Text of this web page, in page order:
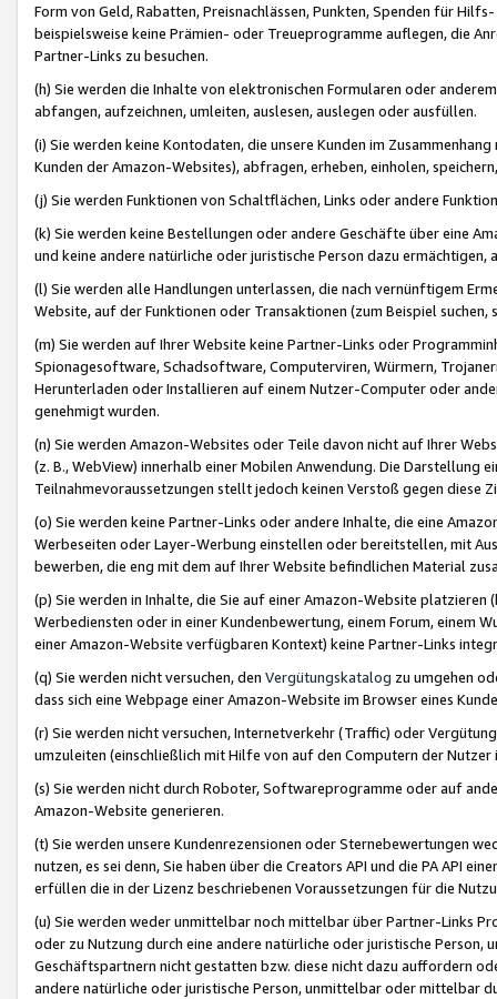
Form von Geld, Rabatten, Preisnachlässen, Punkten, Spenden für
beispielsweise keine Prämien- oder Treueprogramme auflegen, die
Partner-Links zu besuchen.
(h) Sie werden die Inhalte von elektronischen Formularen oder
abfangen, aufzeichnen, umleiten, auslesen, auslegen oder ausfüllen.
(i) Sie werden keine Kontodaten, die unsere Kunden im
Kunden der Amazon-Websites), abfragen, erheben, einholen,
(j) Sie werden Funktionen von Schaltflächen, Links oder andere
(k) Sie werden keine Bestellungen oder andere Geschäfte über eine
und keine andere natürliche oder juristische Person dazu
(l) Sie werden alle Handlungen unterlassen, die nach vernünftigem
Website, auf der Funktionen oder Transaktionen (zum Beispiel
(m) Sie werden auf Ihrer Website keine Partner-Links oder
Spionagesoftware, Schadsoftware, Computerviren, Würmern,
Herunterladen oder Installieren auf einem Nutzer-Computer oder
genehmigt wurden.
(n) Sie werden Amazon-Websites oder Teile davon nicht auf Ihrer
(z. B., WebView) innerhalb einer Mobilen Anwendung. Die Darstellung
Teilnahmevoraussetzungen stellt jedoch keinen Verstoß gegen diese
(o) Sie werden keine Partner-Links oder andere Inhalte, die eine
Werbeseiten oder Layer-Werbung einstellen oder bereitstellen, mit
bewerben, die eng mit dem auf Ihrer Website befindlichen Material
(p) Sie werden in Inhalte, die Sie auf einer Amazon-Website
Werbediensten oder in einer Kundenbewertung, einem Forum, einem
einer Amazon-Website verfügbaren Kontext) keine Partner-Links
(q) Sie werden nicht versuchen, den Vergütungskatalog zu umgehen
dass sich eine Webpage einer Amazon-Website im Browser eines
(r) Sie werden nicht versuchen, Internetverkehr (Traffic) oder
umzuleiten (einschließlich mit Hilfe von auf den Computern der
(s) Sie werden nicht durch Roboter, Softwareprogramme oder auf
Amazon-Website generieren.
(t) Sie werden unsere Kundenrezensionen oder Sternebewertungen
nutzen, es sei denn, Sie haben über die Creators API und die PA API
erfüllen die in der Lizenz beschriebenen Voraussetzungen für die
(u) Sie werden weder unmittelbar noch mittelbar über Partner-Links
oder zu Nutzung durch eine andere natürliche oder juristische
Geschäftspartnern nicht gestatten bzw. diese nicht dazu auffordern
andere natürliche oder juristische Person, unmittelbar oder mittelbar